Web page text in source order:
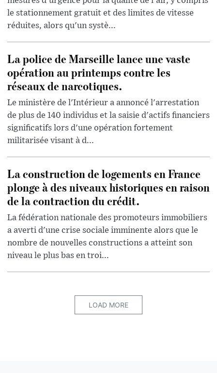
le stationnement gratuit et des limites de vitesse
réduites, alors qu'un systè...
La police de Marseille lance une vaste
opération au printemps contre les
réseaux de narcotiques.
Le ministère de l'Intérieur a annoncé l'arrestation
de plus de 140 individus et la saisie d'actifs financiers
significatifs lors d'une opération fortement
militarisée visant à d...
La construction de logements en France
plonge à des niveaux historiques en raison
de la contraction du crédit.
La fédération nationale des promoteurs immobiliers
a averti d'une crise sociale imminente alors que le
nombre de nouvelles constructions a atteint son
niveau le plus bas en troi...
LOAD MORE